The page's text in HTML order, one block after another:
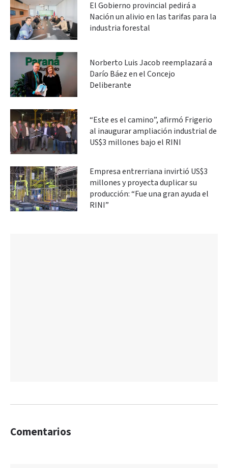
El Gobierno provincial pedirá a
Nación un alivio en las tarifas para la
industria forestal
Norberto Luis Jacob reemplazará a
Darío Báez en el Concejo
Deliberante
“Este es el camino”, afirmó Frigerio
al inaugurar ampliación industrial de
US$3 millones bajo el RINI
Empresa entrerriana invirtió US$3
millones y proyecta duplicar su
producción: “Fue una gran ayuda el
RINI”
Comentarios